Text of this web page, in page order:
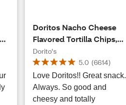
Doritos Nacho Cheese
Flavored Tortilla Chips,
9.25 oz
Dorito's
5.0 (6614)
Love Doritos!! Great snack.
Always. So good and
cheesy and totally